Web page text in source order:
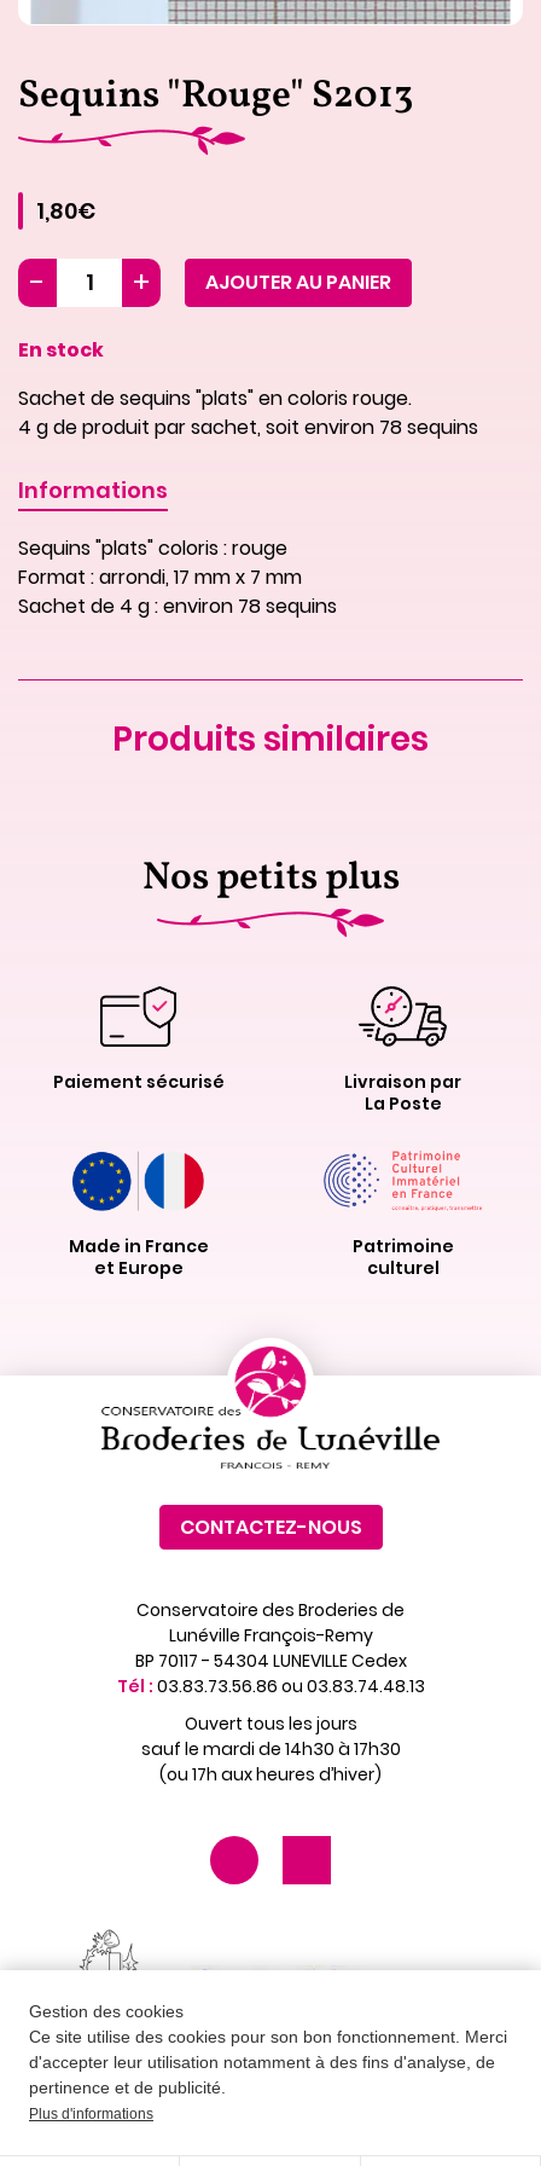
Gestion des cookies
Ce site utilise des cookies pour son bon fonctionnement. Merci
d'accepter leur utilisation notamment à des fins d'analyse, de
pertinence et de publicité.
Plus d'informations
Sequins "Rouge" S2013
1,80€
AJOUTER AU PANIER
En stock
Sachet de sequins "plats" en coloris rouge.
4 g de produit par sachet, soit environ 78 sequins
Informations
Sequins "plats" coloris : rouge
Format : arrondi, 17 mm x 7 mm
Sachet de 4 g : environ 78 sequins
Produits similaires
Nos petits plus
Paiement sécurisé
Livraison par
La Poste
Made in France
et Europe
Patrimoine
culturel
CONTACTEZ-NOUS
Conservatoire des Broderies de
Lunéville François-Remy
BP 70117 - 54304 LUNEVILLE Cedex
Tél : 03.83.73.56.86 ou 03.83.74.48.13
Ouvert tous les jours
sauf le mardi de 14h30 à 17h30
(ou 17h aux heures d’hiver)